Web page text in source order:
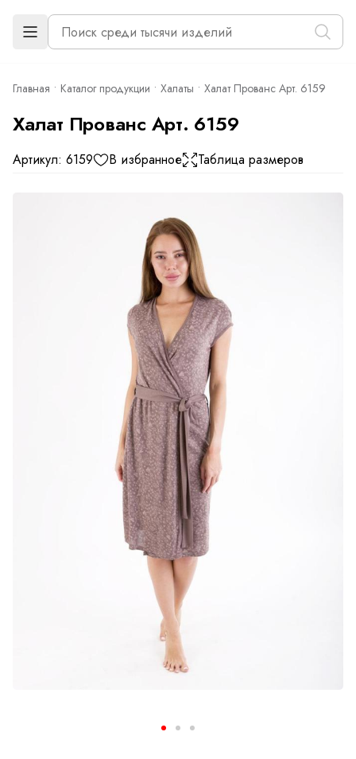
Главная Каталог продукции Халаты Халат Прованс Арт. 6159
Халат Прованс Арт. 6159
Артикул: 6159 В избранное Таблица размеров